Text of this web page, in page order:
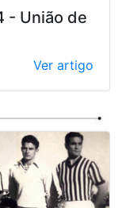
- União de
Ver artigo